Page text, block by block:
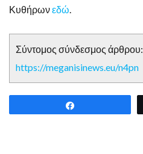
Κυθήρωνεδώ.
Σύντομος σύνδεσμος άρθρου:
https://meganisinews.eu/n4pn